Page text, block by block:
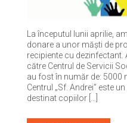
La începutul lunii aprilie,
donare a unor măști de
recipiente cu
către Centrul de Servicii
au fost în număr de: 5000
Centrul „Sf. Andrei” este
destinat copiilor […]